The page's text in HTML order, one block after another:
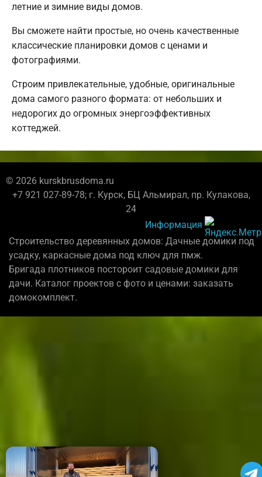
летние и зимние виды домов.
Вы сможете найти простые, но очень качественные
классические планировки домов с ценами и
фотографиями.
Строим привлекательные, удобные, оригинальные
дома самого разного формата: от небольших и
недорогих до огромных энергоэффективных
коттеджей.
© 2026 kurskbrusdoma.ru
+7 921 027-89-78; г. Курск, БЦ Альмирал, пр. Кулакова,
24
Информация
Строительство деревянных домов: Дачные домики под
усадку, каркасные дома под ключ для пмж.
Бригада плотников постороит садовые домики для
дачи. Каталог проектов с фото и ценами: заказать
домокомплект.